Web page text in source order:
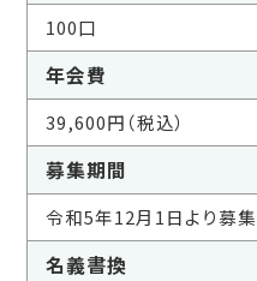
100口
年会費
39,600円（税込）
募集期間
令和5年12月1日より募
名義書換